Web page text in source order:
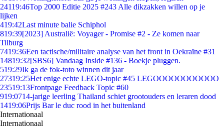
24119:46Top 2000 Editie 2025 #243 Alle dikzakken willen op je
lijken
419:42Last minute balie Schiphol
819:39[2023] Australië: Voyager - Promise #2 - Ze komen naar
Tilburg
7419:36Een tactische/militaire analyse van het front in Oekraïne #31
14819:32[SBS6] Vandaag Inside #136 - Boekje pluggen.
519:29Ik ga de fok-toto winnen dit jaar
27319:25Het enige echte LEGO-topic #45 LEGOOOOOOOOOOO
23519:13Frontpage Feedback Topic #60
919:0714-jarige leerling Thailand schiet grootouders en leraren dood
1419:06Prijs Bar le duc rood in het buitenland
Internationaal
Internationaal